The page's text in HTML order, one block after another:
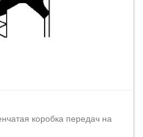
коробка передач на